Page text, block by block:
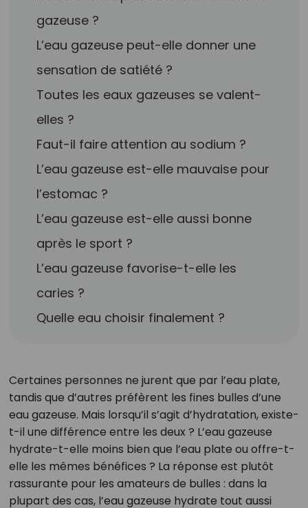
gazeuse ?
L’eau gazeuse peut-elle donner une
sensation de satiété ?
Toutes les eaux gazeuses se valent-
elles ?
Faut-il faire attention au sodium ?
L’eau gazeuse est-elle mauvaise pour
l’estomac ?
L’eau gazeuse est-elle aussi bonne
après le sport ?
L’eau gazeuse favorise-t-elle les
caries ?
Quelle eau choisir finalement ?
Certaines personnes ne jurent que par l’eau plate,
tandis que d’autres préfèrent les fines bulles d’une
eau gazeuse. Mais lorsqu’il s’agit d’hydratation, existe-
t-il une différence entre les deux ? L’eau gazeuse
hydrate-t-elle moins bien que l’eau plate ou offre-t-
elle les mêmes bénéfices ? La réponse est plutôt
rassurante pour les amateurs de bulles : dans la
plupart des cas, l’eau gazeuse hydrate tout aussi